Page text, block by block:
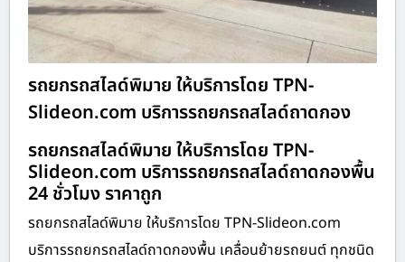
รถยกรถสไลด์พิมาย ให้บริการโดย TPN-
Slideon.com บริการรถยกรถสไลด์ถาดกอง
รถยกรถสไลด์พิมาย ให้บริการโดย TPN-
Slideon.com บริการรถยกรถสไลด์ถาดกองพื้น
24 ชั่วโมง ราคาถูก
รถยกรถสไลด์พิมาย ให้บริการโดย TPN-Slideon.com
บริการรถยกรถสไลด์ถาดกองพื้น เคลื่อนย้ายรถยนต์ ทุกชนิด